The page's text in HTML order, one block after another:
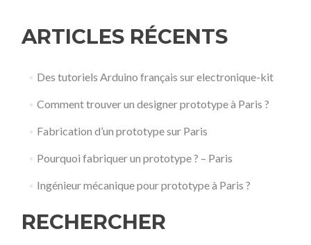
ARTICLES RÉCENTS
Des tutoriels Arduino français sur electronique-kit
Comment trouver un designer prototype à Paris ?
Fabrication d’un prototype sur Paris
Pourquoi fabriquer un prototype ? – Paris
Ingénieur mécanique pour prototype à Paris ?
RECHERCHER